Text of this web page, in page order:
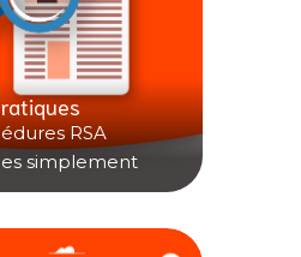
RSA
simplement